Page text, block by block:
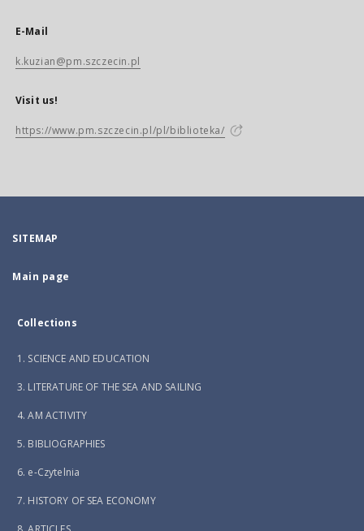
E-Mail
k.kuzian@pm.szczecin.pl
Visit us!
https://www.pm.szczecin.pl/pl/biblioteka/
SITEMAP
Main page
Collections
1. SCIENCE AND EDUCATION
3. LITERATURE OF THE SEA AND SAILING
4. AM ACTIVITY
5. BIBLIOGRAPHIES
6. e-Czytelnia
7. HISTORY OF SEA ECONOMY